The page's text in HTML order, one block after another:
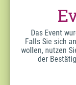
Das Event
Falls Sie sich
wollen, nutzen
der